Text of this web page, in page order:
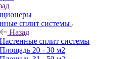
сплит системы
Назад
Настенные сплит системы
Площадь 20 - 30 м2